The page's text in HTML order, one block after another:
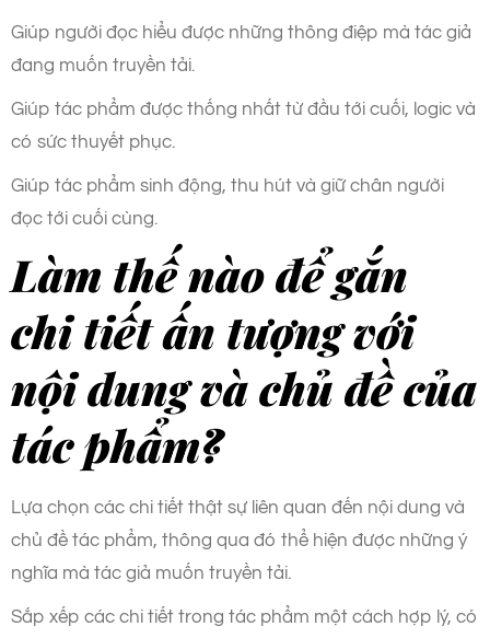
Giúp người đọc hiểu được những thông điệp mà tác giả
đang muốn truyền tải.
Giúp tác phẩm được thống nhất từ đầu tới cuối, logic và
có sức thuyết phục.
Giúp tác phẩm sinh động, thu hút và giữ chân người
đọc tới cuối cùng.
Làm thế nào để gắn
chi tiết ấn tượng với
nội dung và chủ đề của
tác phẩm?
Lựa chọn các chi tiết thật sự liên quan đến nội dung và
chủ đề tác phẩm, thông qua đó thể hiện được những ý
nghĩa mà tác giả muốn truyền tải.
Sắp xếp các chi tiết trong tác phẩm một cách hợp lý, có